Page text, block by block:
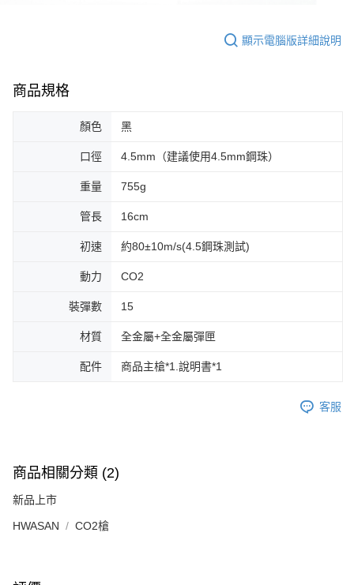
顯示電腦版詳細說明
商品規格
顏色 黑
口徑 4.5mm（建議使用4.5mm鋼珠）
重量 755g
管長 16cm
初速 約80±10m/s(4.5鋼珠測試)
動力 CO2
裝彈數 15
材質 全金屬+全金屬彈匣
配件 商品主槍*1.說明書*1
客服
商品相關分類 (2)
新品上市
HWASAN CO2槍